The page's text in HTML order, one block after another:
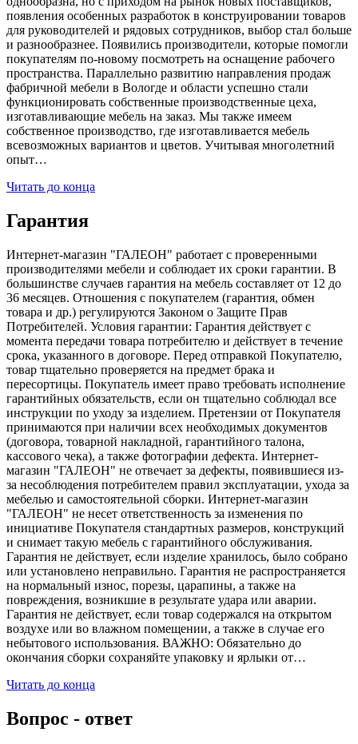
появления особенных разработок в конструировании товаров
для руководителей и рядовых сотрудников, выбор стал больше
и разнообразнее. Появились производители, которые помогли
покупателям по-новому посмотреть на оснащение рабочего
пространства. Параллельно развитию направления продаж
фабричной мебели в Вологде и области успешно стали
функционировать собственные производственные цеха,
изготавливающие мебель на заказ. Мы также имеем
собственное производство, где изготавливается мебель
всевозможных вариантов и цветов. Учитывая многолетний
опыт…
Читать до конца
Гарантия
Интернет-магазин "ГАЛЕОН" работает с проверенными
производителями мебели и соблюдает их сроки гарантии. В
большинстве случаев гарантия на мебель составляет от 12 до
36 месяцев. Отношения с покупателем (гарантия, обмен
товара и др.) регулируются Законом о Защите Прав
Потребителей. Условия гарантии: Гарантия действует с
момента передачи товара потребителю и действует в течение
срока, указанного в договоре. Перед отправкой Покупателю,
товар тщательно проверяется на предмет брака и
пересортицы. Покупатель имеет право требовать исполнение
гарантийных обязательств, если он тщательно соблюдал все
инструкции по уходу за изделием. Претензии от Покупателя
принимаются при наличии всех необходимых документов
(договора, товарной накладной, гарантийного талона,
кассового чека), а также фотографии дефекта. Интернет-
магазин "ГАЛЕОН" не отвечает за дефекты, появившиеся из-
за несоблюдения потребителем правил эксплуатации, ухода за
мебелью и самостоятельной сборки. Интернет-магазин
"ГАЛЕОН" не несет ответственность за изменения по
инициативе Покупателя стандартных размеров, конструкций
и снимает такую мебель с гарантийного обслуживания.
Гарантия не действует, если изделие хранилось, было собрано
или установлено неправильно. Гарантия не распространяется
на нормальный износ, порезы, царапины, а также на
повреждения, возникшие в результате удара или аварии.
Гарантия не действует, если товар содержался на открытом
воздухе или во влажном помещении, а также в случае его
небытового использования. ВАЖНО: Обязательно до
окончания сборки сохраняйте упаковку и ярлыки от…
Читать до конца
Вопрос - ответ